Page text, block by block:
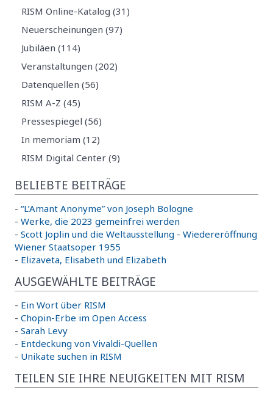
RISM Online-Katalog (31)
Neuerscheinungen (97)
Jubiläen (114)
Veranstaltungen (202)
Datenquellen (56)
RISM A-Z (45)
Pressespiegel (56)
In memoriam (12)
RISM Digital Center (9)
BELIEBTE BEITRÄGE
- “L’Amant Anonyme” von Joseph Bologne
- Werke, die 2023 gemeinfrei werden
- Scott Joplin und die Weltausstellung - Wiedereröffnung
Wiener Staatsoper 1955
- Elizaveta, Elisabeth und Elizabeth
AUSGEWÄHLTE BEITRÄGE
- Ein Wort über RISM
- Chopin-Erbe im Open Access
- Sarah Levy
- Entdeckung von Vivaldi-Quellen
- Unikate suchen in RISM
TEILEN SIE IHRE NEUIGKEITEN MIT RISM